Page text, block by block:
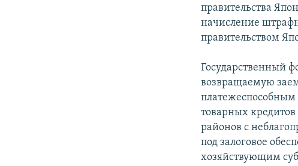
правительства
начисление
правительством
Государственный
возвращаемую
товарных
районов с
под залоговое
хозяйствующим